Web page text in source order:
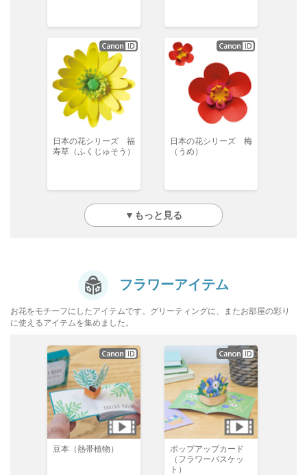
日本の花シリーズ 福
寿草（ふくじゅそう）
日本の花シリーズ 梅
（うめ）
▼もっと見る
フラワーアイテム
お花をモチーフにしたアイテムです。グリーティングに、またお部屋の彩り
に使えるアイテムを集めました。
豆本（熱帯植物）
ポップアップカード
（フラワーバスケッ
ト）